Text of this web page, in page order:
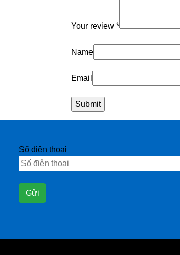
Your review*
Name
Email
Số điện thoại